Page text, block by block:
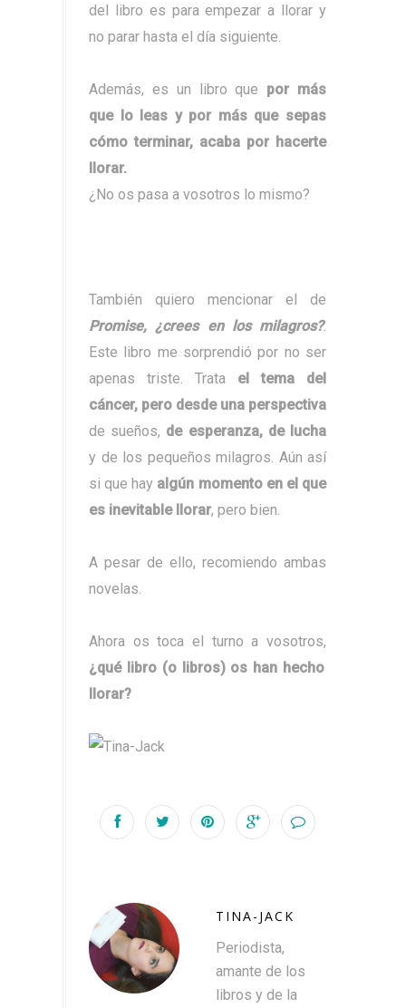
del libro es para empezar a llorar y
no parar hasta el día siguiente.
Además, es un libro que por más
que lo leas y por más que sepas
cómo terminar, acaba por hacerte
llorar.
¿No os pasa a vosotros lo mismo?
También quiero mencionar el de
Promise, ¿crees en los milagros?.
Este libro me sorprendió por no ser
apenas triste. Trata el tema del
cáncer, pero desde una perspectiva
de sueños, de esperanza, de lucha
y de los pequeños milagros. Aún así
si que hay algún momento en el que
es inevitable llorar, pero bien.
A pesar de ello, recomiendo ambas
novelas.
Ahora os toca el turno a vosotros,
¿qué libro (o libros) os han hecho
llorar?
TINA-JACK
Periodista,
amante de los
libros y de la